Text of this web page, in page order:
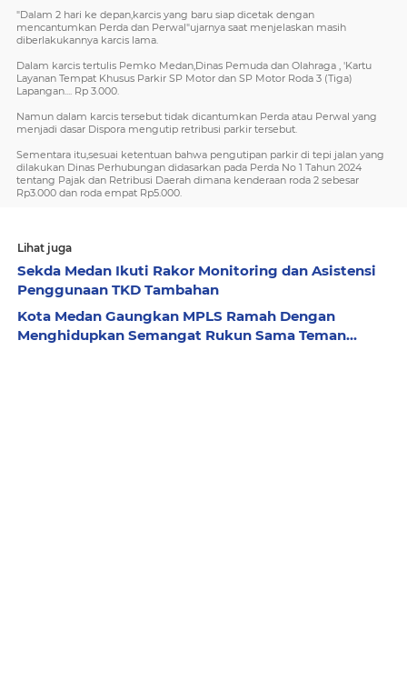
"Dalam 2 hari ke depan,karcis yang baru siap dicetak dengan
mencantumkan Perda dan Perwal"ujarnya saat menjelaskan masih
diberlakukannya karcis lama.
Dalam karcis tertulis Pemko Medan,Dinas Pemuda dan Olahraga , 'Kartu
Layanan Tempat Khusus Parkir SP Motor dan SP Motor Roda 3 (Tiga)
Lapangan.... Rp 3.000.
Namun dalam karcis tersebut tidak dicantumkan Perda atau Perwal yang
menjadi dasar Dispora mengutip retribusi parkir tersebut.
Sementara itu,sesuai ketentuan bahwa pengutipan parkir di tepi jalan yang
dilakukan Dinas Perhubungan didasarkan pada Perda No 1 Tahun 2024
tentang Pajak dan Retribusi Daerah dimana kenderaan roda 2 sebesar
Rp3.000 dan roda empat Rp5.000.
Lihat juga
Sekda Medan Ikuti Rakor Monitoring dan Asistensi
Penggunaan TKD Tambahan
Kota Medan Gaungkan MPLS Ramah Dengan
Menghidupkan Semangat Rukun Sama Teman...